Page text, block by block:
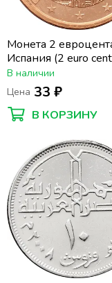
Монета 2
Испания (2 euro
В наличии
Цена 33 ₽
В КОРЗИНУ